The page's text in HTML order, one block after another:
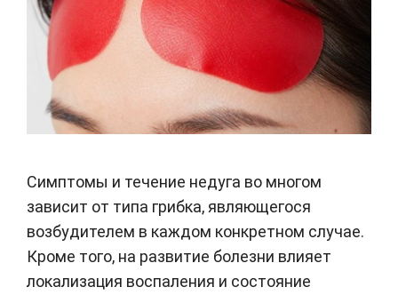
Симптомы и течение недуга во многом
зависит от типа грибка, являющегося
возбудителем в каждом конкретном случае.
Кроме того, на развитие болезни влияет
локализация воспаления и состояние